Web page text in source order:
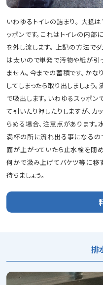
いわゆるトイレの詰まり。 大抵
ッポンです。これはトイレの内部
を外し流します。 上記の方法で
は太いので単発で汚物や紙が引
ません。今までの蓄積です。か
してしまったら取り出しましょう
で吸出します。いわゆるスッポン
て引いたり押したりしますが、カ
らめる場合、注意点があります
満杯の所に流れ出る事になるの
面が上がっていたら止水栓を閉
何かで汲み上げてバケツ等に移
待ちましょう。
排